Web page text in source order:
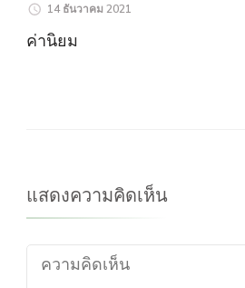
14 ธันวาคม 2021
ค่านิยม
แสดงความคิดเห็น